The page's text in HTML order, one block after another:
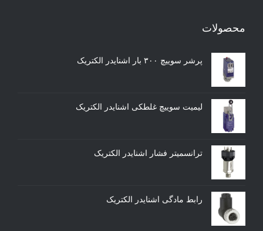
محصولات
پرشر سوییچ ۳۰۰ بار اشنایدر الکتریک
لیمیت سوییچ غلطکی اشنایدر الکتریک
ترانسمیتر فشار اشنایدر الکتریک
رابط مادگی اشنایدر الکتریک